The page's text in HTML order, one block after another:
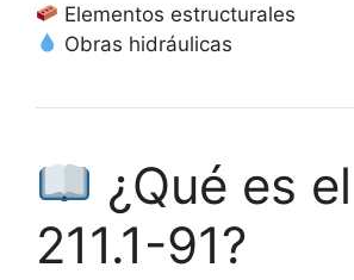
Elementos estructurales
Obras hidráulicas
¿Qué es
211.1-91?